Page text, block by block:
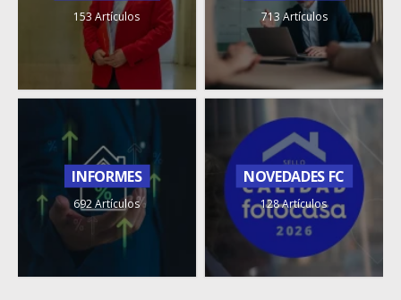
153 Artículos 713 Artículos
INFORMES
692 Artículos
NOVEDADES FC
128 Artículos